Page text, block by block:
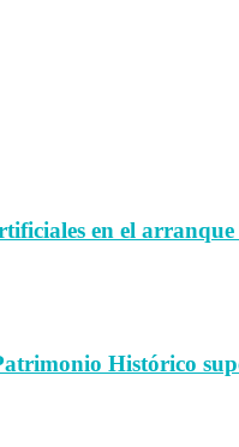
en el
Histórico